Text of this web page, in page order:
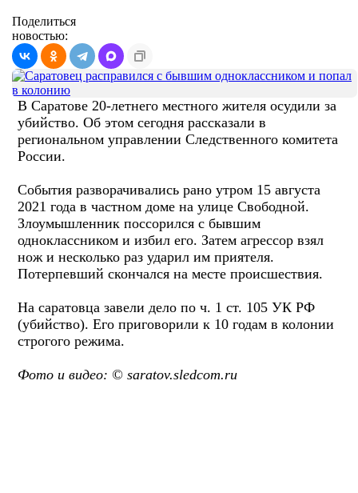
Поделиться
новостью:
В Саратове 20-летнего местного жителя осудили за
убийство. Об этом сегодня рассказали в
региональном управлении Следственного комитета
России.
События разворачивались рано утром 15 августа
2021 года в частном доме на улице Свободной.
Злоумышленник поссорился с бывшим
одноклассником и избил его. Затем агрессор взял
нож и несколько раз ударил им приятеля.
Потерпевший скончался на месте происшествия.
На саратовца завели дело по ч. 1 ст. 105 УК РФ
(убийство). Его приговорили к 10 годам в колонии
строгого режима.
Фото и видео: © saratov.sledcom.ru